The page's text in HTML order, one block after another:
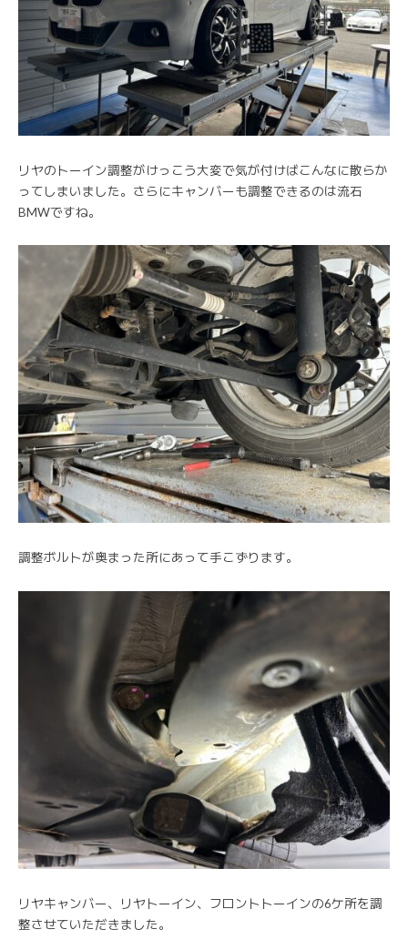
リヤのトーイン調整がけっこう大変で気が付けばこんなに散らか
ってしまいました。さらにキャンバーも調整できるのは流石
BMWですね。
調整ボルトが奥まった所にあって手こずります。
リヤキャンバー、リヤトーイン、フロントトーインの6ケ所を調
整させていただきました。